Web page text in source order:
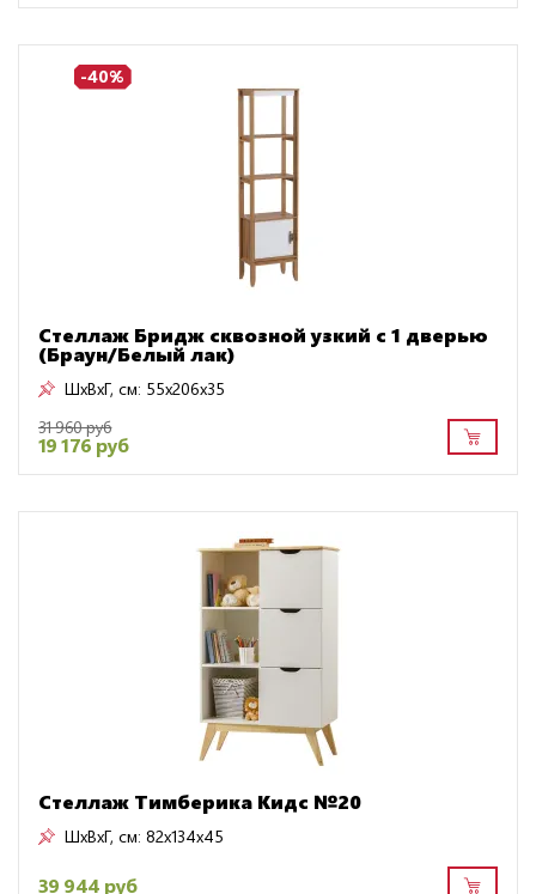
-40%
Стеллаж Бридж сквозной узкий с 1 дверью
(Браун/Белый лак)
ШxВxГ, см: 55x206x35
31 960 руб
19 176 руб
Стеллаж Тимберика Кидс №20
ШxВxГ, см: 82x134x45
39 944 руб